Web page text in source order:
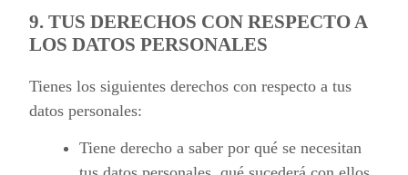
9. TUS DERECHOS CON RESPECTO A
LOS DATOS PERSONALES
Tienes los siguientes derechos con respecto a tus
datos personales:
Tiene derecho a saber por qué se necesitan